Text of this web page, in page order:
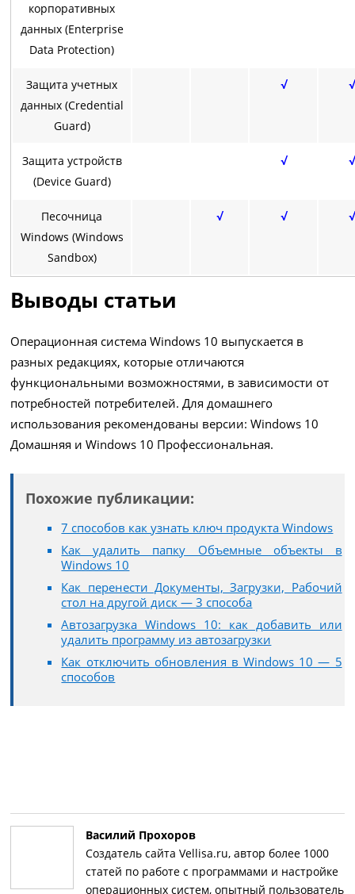
корпоративных
данных (Enterprise
Data Protection)
Защита учетных
данных (Credential
Guard)
√ √
Защита устройств
(Device Guard)
√ √
Песочница
Windows (Windows
Sandbox)
√ √ √
Выводы статьи
Операционная система Windows 10 выпускается в
разных редакциях, которые отличаются
функциональными возможностями, в зависимости от
потребностей потребителей. Для домашнего
использования рекомендованы версии: Windows 10
Домашняя и Windows 10 Профессиональная.
Похожие публикации:
7 способов как узнать ключ продукта Windows
Как удалить папку Объемные объекты в
Windows 10
Как перенести Документы, Загрузки, Рабочий
стол на другой диск — 3 способа
Автозагрузка Windows 10: как добавить или
удалить программу из автозагрузки
Как отключить обновления в Windows 10 — 5
способов
Василий Прохоров
Создатель сайта Vellisa.ru, автор более 1000
статей по работе с программами и настройке
операционных систем, опытный пользователь